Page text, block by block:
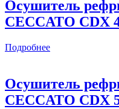
Осушитель
CECCATO CDX
Подробнее
Осушитель
CECCATO CDX